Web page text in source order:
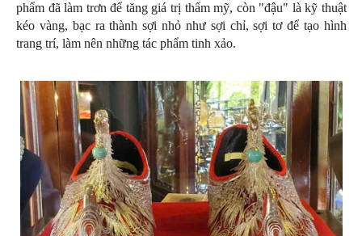
phẩm đã làm trơn để tăng giá trị thẩm mỹ, còn "đậu" là kỹ thuật
kéo vàng, bạc ra thành sợi nhỏ như sợi chỉ, sợi tơ để tạo hình
trang trí, làm nên những tác phẩm tinh xảo.